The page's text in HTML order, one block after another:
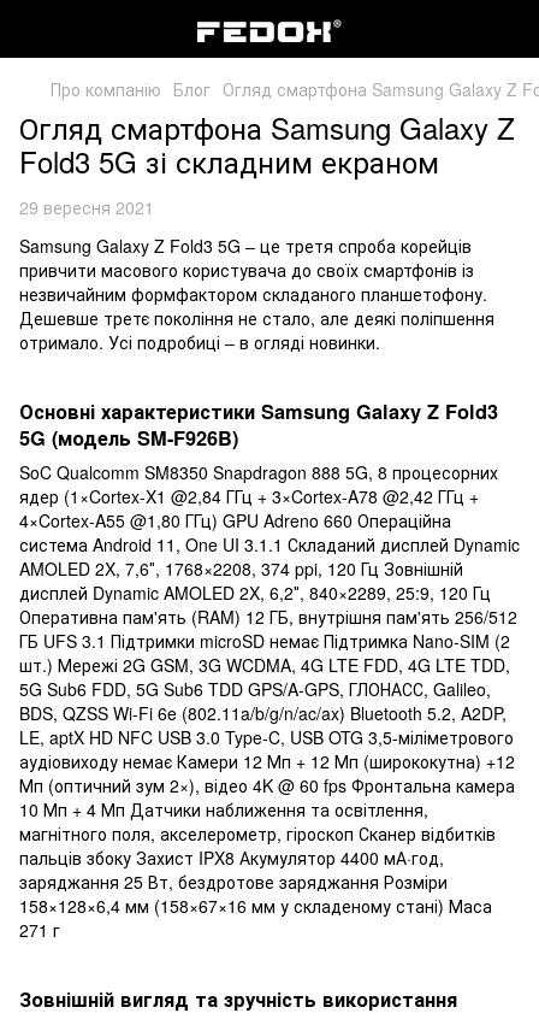
Про компанію Блог Огляд смартфона Samsung Galaxy Z
Огляд смартфона Samsung Galaxy Z
Fold3 5G зі складним екраном
29 вересня 2021
Samsung Galaxy Z Fold3 5G – це третя спроба корейців
привчити масового користувача до своїх смартфонів із
незвичайним формфактором складаного планшетофону.
Дешевше третє покоління не стало, але деякі поліпшення
отримало. Усі подробиці – в огляді новинки.
Основні характеристики Samsung Galaxy Z Fold3
5G (модель SM-F926B)
SoC Qualcomm SM8350 Snapdragon 888 5G, 8 процесорних
ядер (1×Cortex-X1 @2,84 ГГц + 3×Cortex-A78 @2,42 ГГц +
4×Cortex-A55 @1,80 ГГц) GPU Adreno 660 Операційна
система Android 11, One UI 3.1.1 Складаний дисплей Dynamic
AMOLED 2X, 7,6″, 1768×2208, 374 ppi, 120 Гц Зовнішній
дисплей Dynamic AMOLED 2X, 6,2″, 840×2289, 25:9, 120 Гц
Оперативна пам'ять (RAM) 12 ГБ, внутрішня пам'ять 256/512
ГБ UFS 3.1 Підтримки microSD немає Підтримка Nano-SIM (2
шт.) Мережі 2G GSM, 3G WCDMA, 4G LTE FDD, 4G LTE TDD,
5G Sub6 FDD, 5G Sub6 TDD GPS/A-GPS, ГЛОНАСС, Galileo,
BDS, QZSS Wi-Fi 6e (802.11a/b/g/n/ac/ax) Bluetooth 5.2, A2DP,
LE, aptX HD NFC USB 3.0 Type-C, USB OTG 3,5-міліметрового
аудіовиходу немає Камери 12 Мп + 12 Мп (ширококутна) +12
Мп (оптичний зум 2×), відео 4K @ 60 fps Фронтальна камера
10 Мп + 4 Мп Датчики наближення та освітлення,
магнітного поля, акселерометр, гіроскоп Сканер відбитків
пальців збоку Захист IPX8 Акумулятор 4400 мА·год,
заряджання 25 Вт, бездротове заряджання Розміри
158×128×6,4 мм (158×67×16 мм у складеному стані) Маса
271 г
Зовнішній вигляд та зручність використання